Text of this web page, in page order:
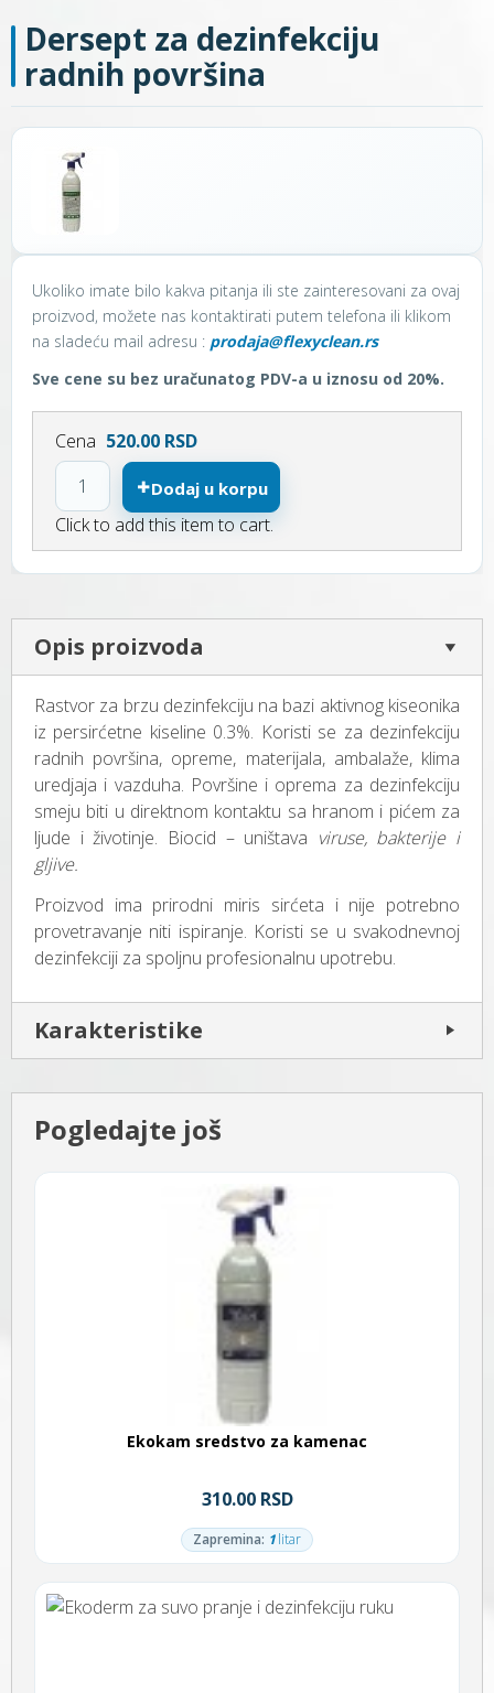
Dersept za dezinfekciju
radnih površina
Ukoliko imate bilo kakva pitanja ili ste zainteresovani za ovaj
proizvod, možete nas kontaktirati putem telefona ili klikom
na sladeću mail adresu : prodaja@flexyclean.rs
Sve cene su bez uračunatog PDV-a u iznosu od 20%.
Cena 520.00 RSD
Dodaj u korpu
Click to add this item to cart.
Opis proizvoda
Rastvor za brzu dezinfekciju na bazi aktivnog kiseonika
iz persirćetne kiseline 0.3%. Koristi se za dezinfekciju
radnih površina, opreme, materijala, ambalaže, klima
uredjaja i vazduha. Površine i oprema za dezinfekciju
smeju biti u direktnom kontaktu sa hranom i pićem za
ljude i životinje. Biocid – uništava viruse, bakterije i
gljive.
Proizvod ima prirodni miris sirćeta i nije potrebno
provetravanje niti ispiranje. Koristi se u svakodnevnoj
dezinfekciji za spoljnu profesionalnu upotrebu.
Karakteristike
Pogledajte još
Ekokam sredstvo za kamenac
310.00 RSD
Zapremina: 1litar